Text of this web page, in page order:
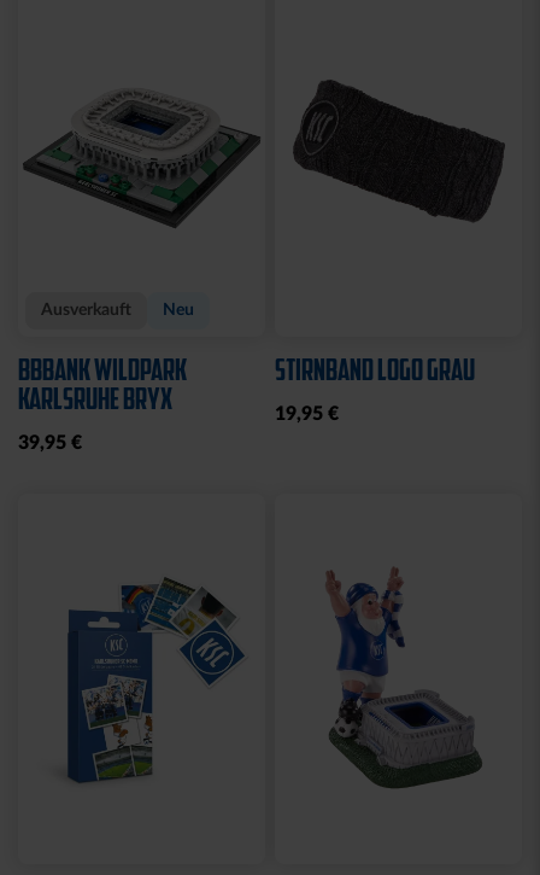
Ausverkauft Neu
BBBANK WILDPARK
KARLSRUHE BRYX
39,95 €
STIRNBAND LOGO GRAU
19,95 €